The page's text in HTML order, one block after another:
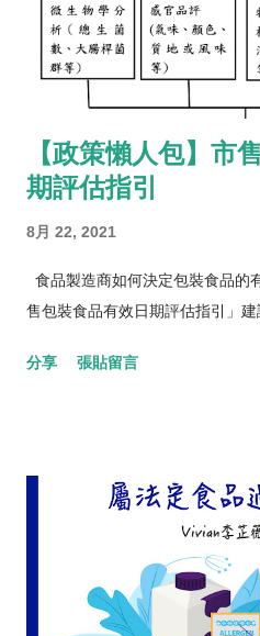
【政策懶人包】市
期評估指引
8月 22, 2021
食品製造商如何決定包裝食品的
售包裝食品有效日期評估指引」
分享 張貼留言